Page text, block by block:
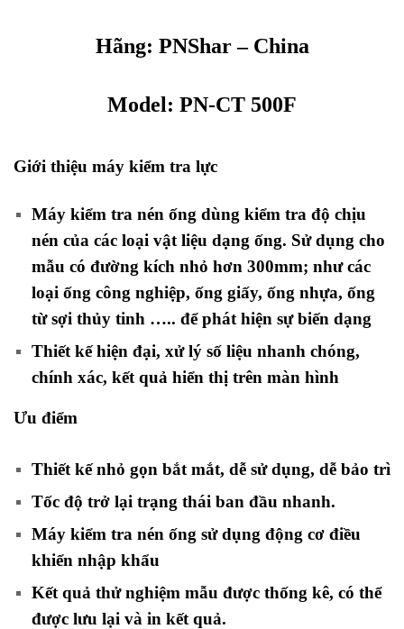
Hãng: PNShar– China
Model: PN-CT 500F
Giới thiệu máy kiểm tra lực
Máy kiểm tra nén ống dùng kiểm tra độ chịu
nén của các loại vật liệu dạng ống. Sử dụng cho
mẫu có đường kích nhỏ hơn 300mm; như các
loại ống công nghiệp, ống giấy, ống nhựa, ống
từ sợi thủy tinh ….. để phát hiện sự biến dạng
Thiết kế hiện đại, xử lý số liệu nhanh chóng,
chính xác, kết quả hiển thị trên màn hình
Ưu điểm
Thiết kế nhỏ gọn bắt mắt, dễ sử dụng, dễ bảo trì
Tốc độ trở lại trạng thái ban đầu nhanh.
Máy kiểm tra nén ống sử dụng động cơ điều
khiển nhập khẩu
Kết quả thử nghiệm mẫu được thống kê, có thể
được lưu lại và in kết quả.